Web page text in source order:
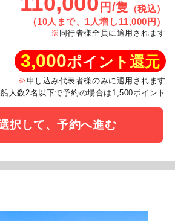
円/隻
（税込）
（10人まで、1人増し11,000円）
同行者様全員に適用されます
3,000ポイント還元
申し込み代表者様のみに適用されます
人数2名以下で予約の場合は1,500ポイント
択して、予約へ進む